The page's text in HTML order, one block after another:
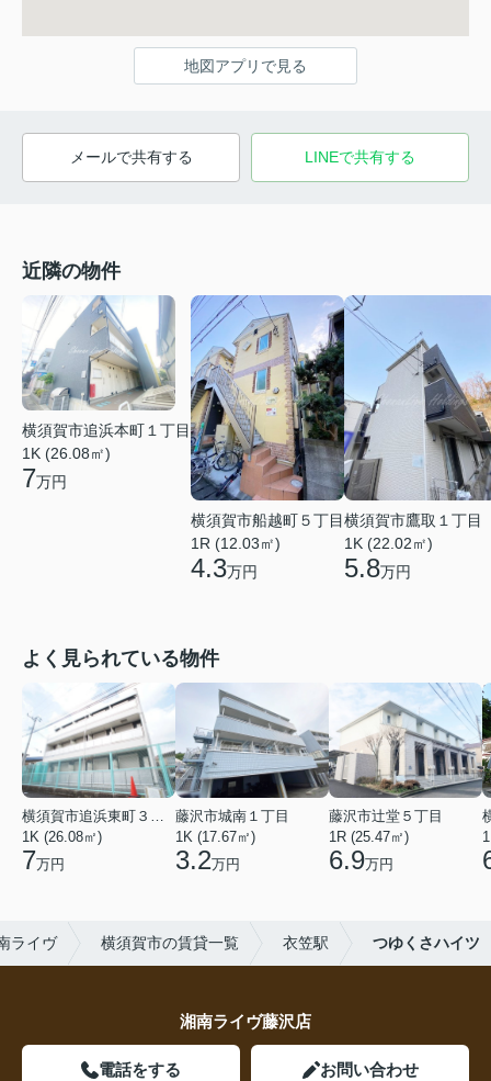
地図アプリで見る
メールで共有する LINEで共有する
近隣の物件
横須賀市追浜本町１丁目
1K (26.08㎡)
7万円
横須賀市船越町５丁目
1R (12.03㎡)
4.3万円
横須賀市鷹取１丁目
1K (22.02㎡)
5.8万円
よく見られている物件
横須賀市追浜東町３丁目
1K (26.08㎡)
7万円
藤沢市城南１丁目
1K (17.67㎡)
3.2万円
藤沢市辻堂５丁目
1R (25.47㎡)
6.9万円
ライヴ 横須賀市の賃貸一覧 衣笠駅 つゆくさハイツ
湘南ライヴ藤沢店
電話をする お問い合わせ